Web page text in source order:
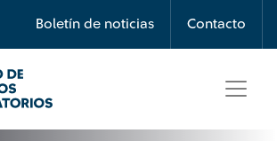
Boletín de noticias Contacto